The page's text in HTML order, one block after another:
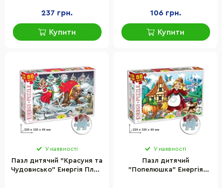
237 грн.
Купити
106 грн.
Купити
У наявності
Пазл дитячий "Красуня та
Чудовисько" Енергія Плюс
У наявності
Пазл дитячий
"Попелюшка" Енергія